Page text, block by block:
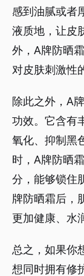
感到油腻或者
液质地，让皮
外，A牌防晒
对皮肤刺激性
除此之外，A
功效。它含有
氧化、抑制黑
时，A牌防晒
分，能够锁住
牌防晒霜后，
更加健康、水
总之，如果你
想同时拥有修